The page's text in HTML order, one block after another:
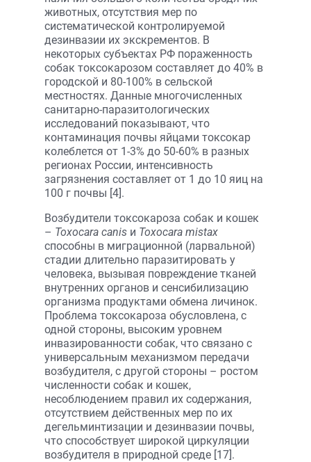
животных, отсутствия мер по
систематической контролируемой
дезинвазии их экскрементов. В
некоторых субъектах РФ пораженность
собак токсокарозом составляет до 40% в
городской и 80-100% в сельской
местностях. Данные многочисленных
санитарно-паразитологических
исследований показывают, что
контаминация почвы яйцами токсокар
колеблется от 1-3% до 50-60% в разных
регионах России, интенсивность
загрязнения составляет от 1 до 10 яиц на
100 г почвы [4].
Возбудители токсокароза собак и кошек
– Toxocara canis и Toxocara mistax
способны в миграционной (ларвальной)
стадии длительно паразитировать у
человека, вызывая повреждение тканей
внутренних органов и сенсибилизацию
организма продуктами обмена личинок.
Проблема токсокароза обусловлена, с
одной стороны, высоким уровнем
инвазированности собак, что связано с
универсальным механизмом передачи
возбудителя, с другой стороны – ростом
численности собак и кошек,
несоблюдением правил их содержания,
отсутствием действенных мер по их
дегельминтизации и дезинвазии почвы,
что способствует широкой циркуляции
возбудителя в природной среде [17].